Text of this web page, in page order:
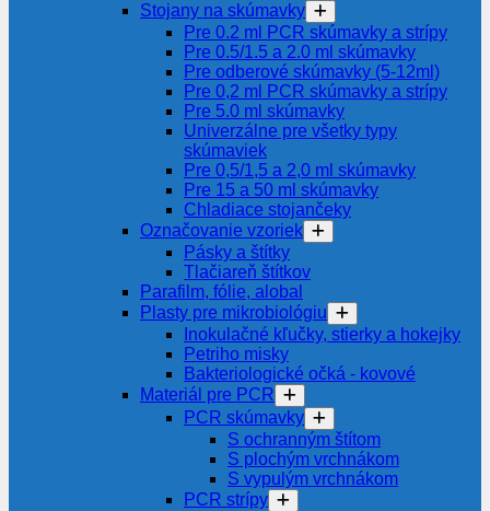
Stojany na skúmavky
Pre 0.2 ml PCR skúmavky a strípy
Pre 0.5/1.5 a 2.0 ml skúmavky
Pre odberové skúmavky (5-12ml)
Pre 0,2 ml PCR skúmavky a strípy
Pre 5.0 ml skúmavky
Univerzálne pre všetky typy
skúmaviek
Pre 0,5/1,5 a 2,0 ml skúmavky
Pre 15 a 50 ml skúmavky
Chladiace stojančeky
Označovanie vzoriek
Pásky a štítky
Tlačiareň štítkov
Parafilm, fólie, alobal
Plasty pre mikrobiológiu
Inokulačné kľučky, stierky a hokejky
Petriho misky
Bakteriologické očká - kovové
Materiál pre PCR
PCR skúmavky
S ochranným štítom
S plochým vrchnákom
S vypulým vrchnákom
PCR strípy